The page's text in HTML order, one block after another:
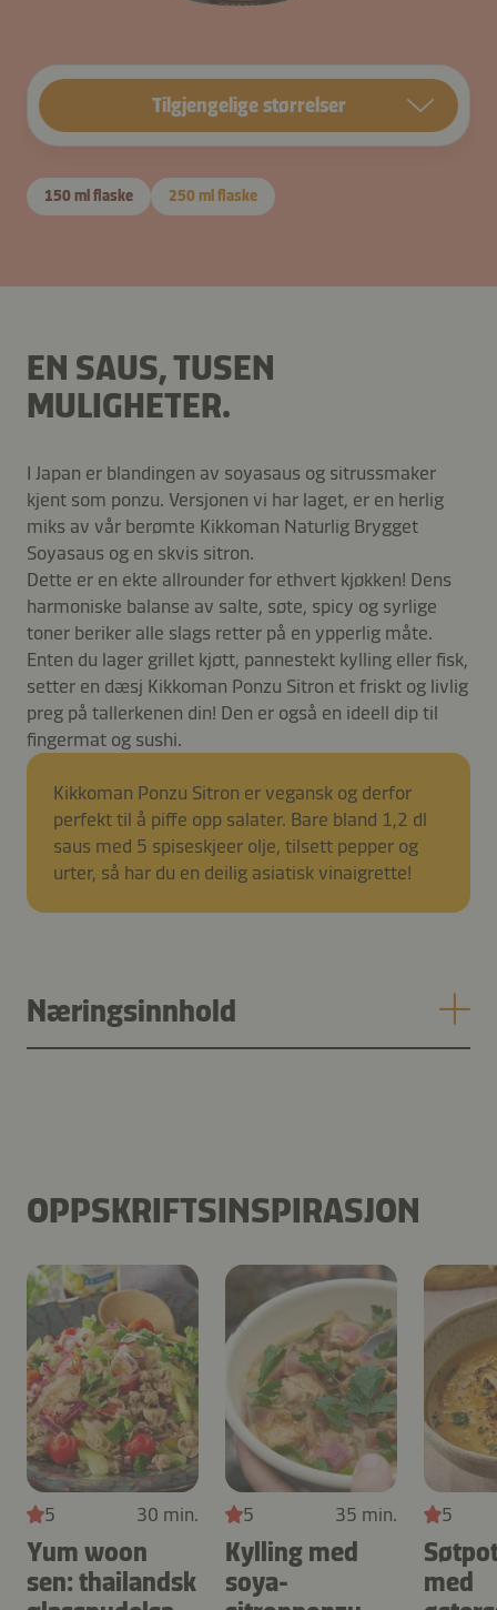
Tilgjengelige størrelser
150 ml flaske 250 ml flaske
EN SAUS, TUSEN
MULIGHETER.
I Japan er blandingen av soyasaus og sitrussmaker
kjent som ponzu. Versjonen vi har laget, er en herlig
miks av vår berømte Kikkoman Naturlig Brygget
Soyasaus og en skvis sitron.
Dette er en ekte allrounder for ethvert kjøkken! Dens
harmoniske balanse av salte, søte, spicy og syrlige
toner beriker alle slags retter på en ypperlig måte.
Enten du lager grillet kjøtt, pannestekt kylling eller fisk,
setter en dæsj Kikkoman Ponzu Sitron et friskt og livlig
preg på tallerkenen din! Den er også en ideell dip til
fingermat og sushi.
Kikkoman Ponzu Sitron er vegansk og derfor
perfekt til å piffe opp salater. Bare bland 1,2 dl
saus med 5 spiseskjeer olje, tilsett pepper og
urter, så har du en deilig asiatisk vinaigrette!
Næringsinnhold
OPPSKRIFTSINSPIRASJON
5 30 min.
Yum woon
sen: thailandsk
5 35 min.
Kylling med
soya-
5
med